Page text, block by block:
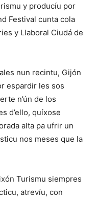
y producíu por
Festival cunta cola
y Llaboral Ciudá de
nun recintu, Gijón
espardir les sos
n’ún de los
d’ello, quíxose
alta pa ufrir un
nos meses que la
Turismu siempres
atrevíu, con